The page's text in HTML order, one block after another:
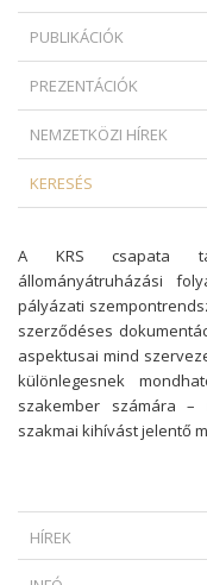
PUBLIKÁCIÓK
PREZENTÁCIÓK
NEMZETKÖZI HÍREK
KERESÉS
A KRS csapata
állományátruházási
pályázati
szerződéses
aspektusai mind
különlegesnek
szakember számára
szakmai kihívást jelentő
HÍREK